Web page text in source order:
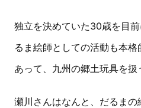
独立を決めていた30歳を目
るま絵師としての活動も本
あって、九州の郷土玩具を扱
瀬川さんはなんと、だるま